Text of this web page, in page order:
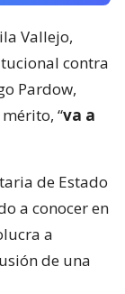
Vallejo,
contra
Pardow,
“va a
de Estado
a conocer en
a
de una